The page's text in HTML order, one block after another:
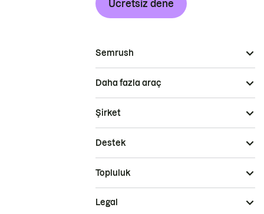
Ücretsiz dene
Semrush
Daha fazla araç
Şirket
Destek
Topluluk
Legal